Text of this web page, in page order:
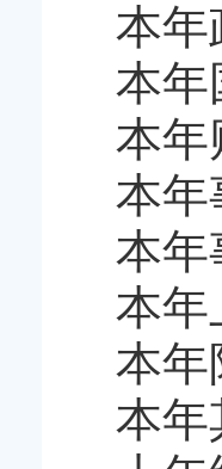
本年
本年
本年
本年
本年
本年
本年
本年